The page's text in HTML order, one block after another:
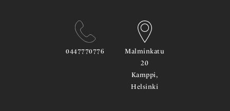
0447770776
Malminkatu
20
Kamppi,
Helsinki